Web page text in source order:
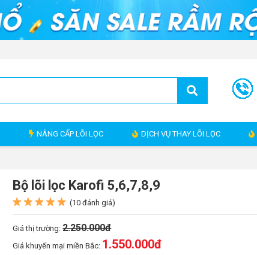
NÂNG CẤP LÕI LỌC DỊCH VỤ THAY LÕI LỌC
Bộ lõi lọc Karofi 5,6,7,8,9
(10 đánh giá)
Giá thị trường:2.250.000đ
Giá khuyến mại miền Bắc: 1.550.000đ